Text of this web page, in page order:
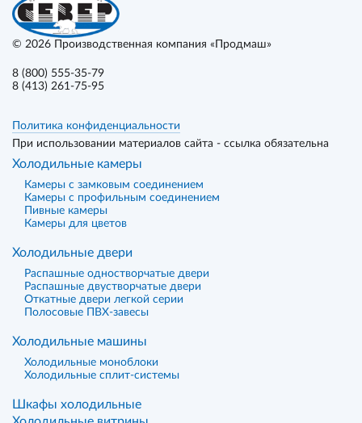
© 2026 Производственная компания «Продмаш»
8 (800) 555-35-79
8 (413) 261-75-95
Политика конфиденциальности
При использовании материалов сайта - ссылка обязательна
Холодильные камеры
Камеры с замковым соединением
Камеры с профильным соединением
Пивные камеры
Камеры для цветов
Холодильные двери
Распашные одностворчатые двери
Распашные двустворчатые двери
Откатные двери легкой серии
Полосовые ПВХ-завесы
Холодильные машины
Холодильные моноблоки
Холодильные сплит-системы
Шкафы холодильные